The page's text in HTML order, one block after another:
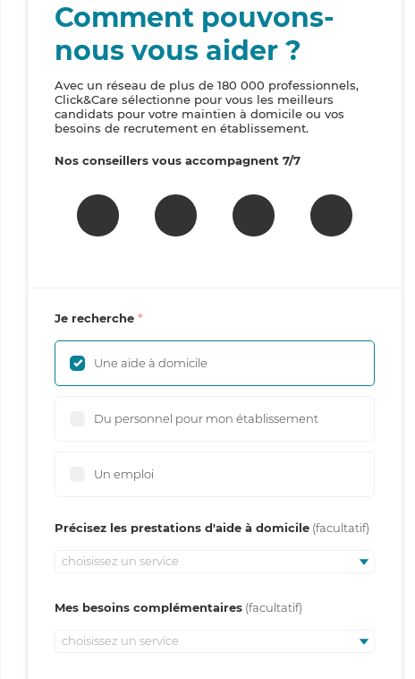
Comment pouvons-
nous vous aider ?
Avec un réseau de plus de 180 000 professionnels,
Click&Care sélectionne pour vous les meilleurs
candidats pour votre maintien à domicile ou vos
besoins de recrutement en établissement.
Nos conseillers vous accompagnent 7/7
Je recherche
Une aide à domicile
Du personnel pour mon établissement
Un emploi
Précisez les prestations d'aide à domicile
choisissez un service
Mes besoins complémentaires
choisissez un service